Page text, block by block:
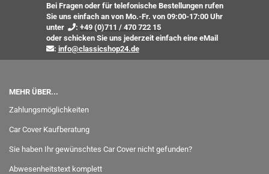
Bei Fragen oder für telefonische Bestellungen rufen
Sie uns einfach an von Mo.-Fr. von 09:00-17:00 Uhr
unter
: +49 (0)711 / 470 722 15
oderschicken Sie uns jederzeit einfach eine eMail
: info@classicshop24.de
MEHR ÜBER...
Zahlungsmöglichkeiten
Car Cover Kaufberatung
Sie haben Ihr gewünschtes Car Cover nicht gefunden?
Abwesenheitstext komplett